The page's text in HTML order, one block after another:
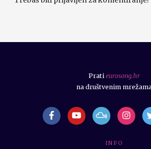
I N F O
Prati eurosong.hr
na društvenim